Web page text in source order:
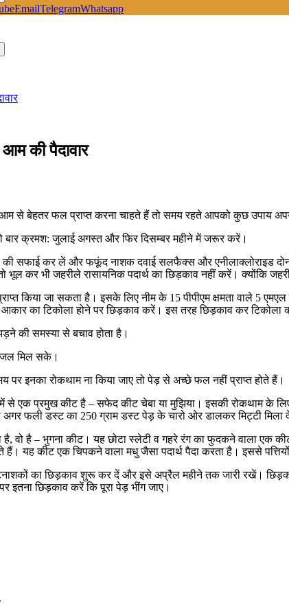
EmailTelegramWhatsapp
की पैदावार
बेहतर फल प्राप्त करना चाहते हैं तो समय रहते आपको कुछ उपाय
क्रमश: जुलाई अगस्त और फिर दिसम्बर महीने में जरूर करें।
सफाई कर लें और फफूंद नाशक दवाई सलफैक्स और एनीलाक्लोराइड
कर भी जहरीले रासायनिक पदार्थ का छिड़काव नहीं करें। क्योंकि
किया जा सकता है। इसके लिए नीम के 15 पीपीएम क्षमता वाले 5
आकार का टिकोला होने पर छिड़काव करें। इस तरह छिड़काव कर
की समस्या से बचाव होता है।
जल मिल सके।
इनका रोकथाम ना किया जाए तो पेड़ से अच्छे फल नहीं प्राप्त होते हैं।
प्रमुख कीट है – सफेद कीट चेबा या मुझिया। इसकी रोकथाम के
फली डस्ट का 250 ग्राम डस्ट पेड़ के चारो ओर डालकर मिट्टी मिला दें
वो है – भुगना कीट। यह छोटा स्लेटी व गहरे रंग का फुदकने वाला
कीट एक चिपकने वाला मधु जैसा पदार्थ पैदा करता है। इससे पत्तियों
का छिड़काव शुरू कर दें और इसे अप्रैल महीने तक जारी रखें।
इतना छिड़काव करें कि पूरा पेड़ भींग जाए।